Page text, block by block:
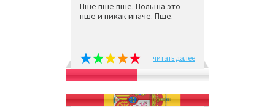
Пше пше пше. Польша это
пше и никак иначе. Пше.
читать далее